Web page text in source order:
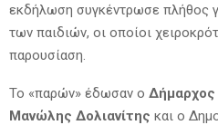
εκδήλωση συγκέντρωσε πλήθος
των παιδιών, οι οποίοι
παρουσίαση.
Το «παρών» έδωσαν ο Δήμαρχος
Μανώλης Δολιανίτης και ο